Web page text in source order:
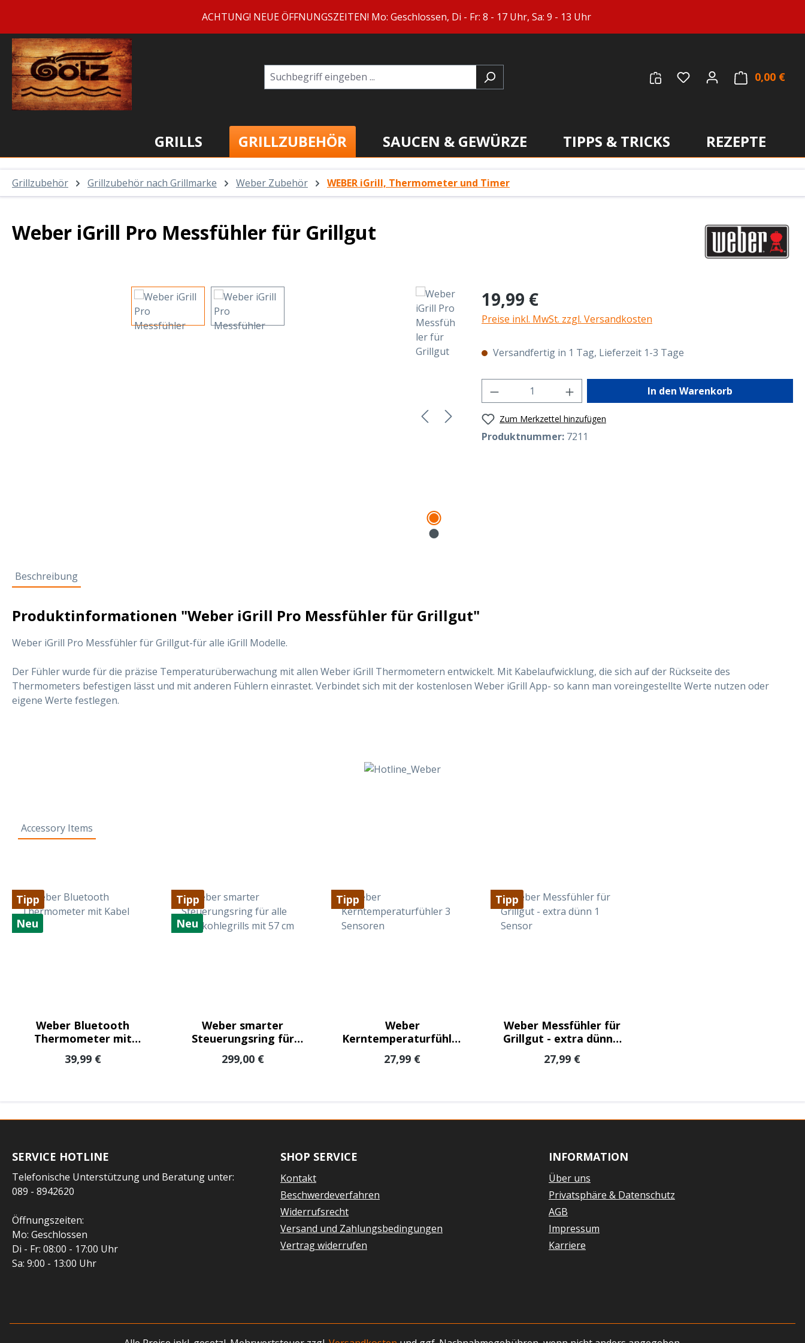
ACHTUNG! NEUE ÖFFNUNGSZEITEN! Mo: Geschlossen, Di - Fr: 8 - 17 Uhr, Sa: 9 - 13 Uhr
Du hast 0 Produkte
0,00 €
GRILLS GRILLZUBEHÖR SAUCEN & GEWÜRZE TIPPS & TRICKS REZEPTE
Grillzubehör Grillzubehör nach Grillmarke Weber Zubehör WEBER iGrill, Thermometer und Timer
Weber iGrill Pro Messfühler für Grillgut
Regulärer Preis:
19,99 €
Preise inkl. MwSt. zzgl. Versandkosten
Versandfertig in 1 Tag, Lieferzeit 1-3 Tage
Produkt Anzahl: Gib den gewünschten Wert
In den Warenkorb
Zum Merkzettel hinzufügen
Produktnummer: 7211
Beschreibung
Produktinformationen "Weber iGrill Pro Messfühler für Grillgut"
Weber iGrill Pro Messfühler für Grillgut-für alle iGrill Modelle.
Der Fühler wurde für die präzise Temperaturüberwachung mit allen Weber iGrill Thermometern entwickelt. Mit Kabelaufwicklung, die sich auf der Rückseite des
Thermometers befestigen lässt und mit anderen Fühlern einrastet. Verbindet sich mit der kostenlosen Weber iGrill App- so kann man voreingestellte Werte nutzen oder
eigene Werte festlegen.
Accessory Items
Tipp
Neu
Weber Bluetooth
Thermometer mit
Kabel
Regulärer Preis:
39,99 €
Tipp
Neu
Weber smarter
Steuerungsring für
alle Holzkohlegrills
mit 57 cm
Regulärer Preis:
299,00 €
Tipp
Weber
Kerntemperaturfühler
3 Sensoren
Regulärer Preis:
27,99 €
Tipp
Weber Messfühler für
Grillgut - extra dünn 1
Sensor
Regulärer Preis:
27,99 €
SERVICE HOTLINE
Telefonische Unterstützung und Beratung unter:
089 - 8942620
Öffnungszeiten:
Mo: Geschlossen
Di - Fr: 08:00 - 17:00 Uhr
Sa: 9:00 - 13:00 Uhr
SHOP SERVICE
Kontakt
Beschwerdeverfahren
Widerrufsrecht
Versand und Zahlungsbedingungen
Vertrag widerrufen
INFORMATION
Über uns
Privatsphäre & Datenschutz
AGB
Impressum
Karriere